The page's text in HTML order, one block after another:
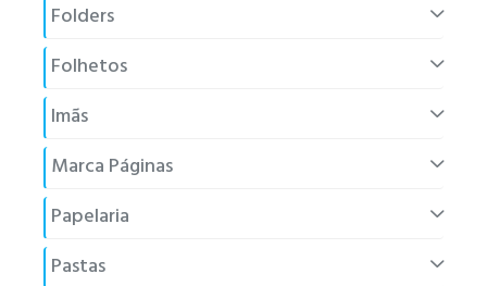
Folders
Folhetos
Imãs
Marca Páginas
Papelaria
Pastas